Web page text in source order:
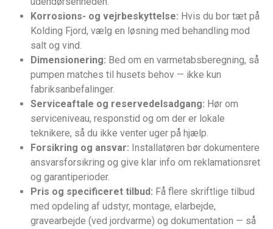
Korrosions- og vejrbeskyttelse: Hvis du bor tæt på
Kolding Fjord, vælg en løsning med behandling mod
salt og vind.
Dimensionering: Bed om en varmetabsberegning, så
pumpen matches til husets behov — ikke kun
fabriksanbefalinger.
Serviceaftale og reservedelsadgang: Hør om
serviceniveau, responstid og om der er lokale
teknikere, så du ikke venter uger på hjælp.
Forsikring og ansvar: Installatøren bør dokumentere
ansvarsforsikring og give klar info om reklamationsret
og garantiperioder.
Pris og specificeret tilbud: Få flere skriftlige tilbud
med opdeling af udstyr, montage, elarbejde,
gravearbejde (ved jordvarme) og dokumentation — så